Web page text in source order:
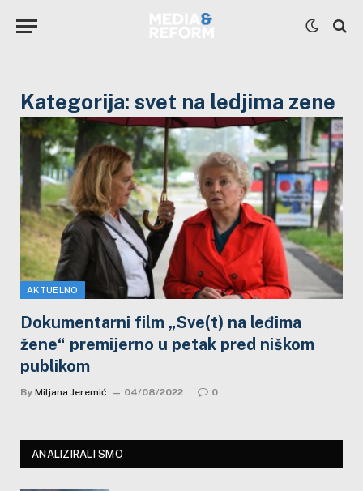
Kategorija: svet na ledjima zene
AKTUELNO
Dokumentarni film „Sve(t) na leđima
žene“ premijerno u petak pred niškom
publikom
By Miljana Jeremić 04/08/2022 0
ANALIZIRALI SMO